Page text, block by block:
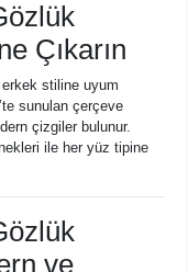
Çıkarın
stiline uyum
sunulan çerçeve
çizgiler bulunur.
ile her yüz tipine
ve